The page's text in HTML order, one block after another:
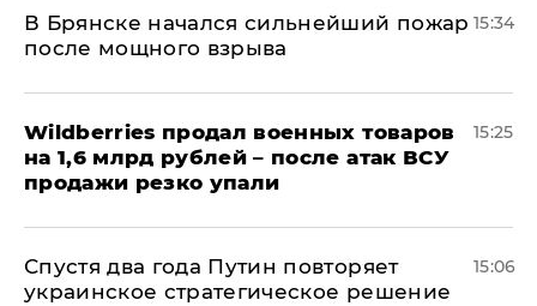
В Брянске начался сильнейший пожар
после мощного взрыва
15:34
​Wildberries продал военных товаров
на 1,6 млрд рублей – после атак ВСУ
продажи резко упали
15:25
Спустя два года Путин повторяет
украинское стратегическое решение
15:06